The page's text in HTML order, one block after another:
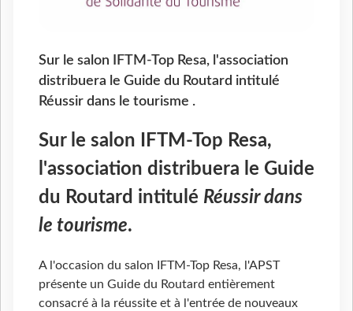
Sur le salon IFTM-Top Resa, l'association
distribuera le Guide du Routard intitulé
Réussir dans le tourisme .
Sur le salon IFTM-Top Resa,
l'association distribuera le Guide
du Routard intitulé Réussir dans
le tourisme.
A l'occasion du salon IFTM-Top Resa, l'APST
présente un Guide du Routard entièrement
consacré à la réussite et à l'entrée de nouveaux